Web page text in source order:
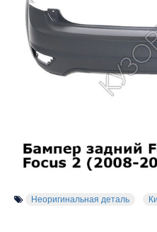
Неоригинальная деталь